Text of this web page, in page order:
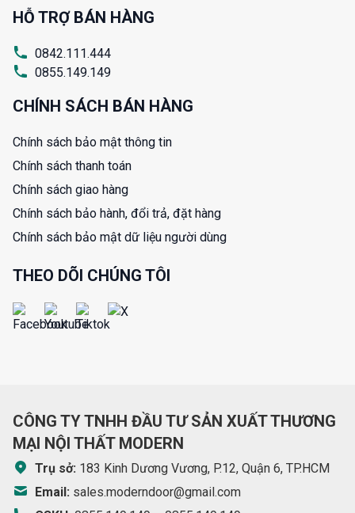
HỖ TRỢ BÁN HÀNG
0842.111.444
0855.149.149
CHÍNH SÁCH BÁN HÀNG
Chính sách bảo mật thông tin
Chính sách thanh toán
Chính sách giao hàng
Chính sách bảo hành, đổi trả, đặt hàng
Chính sách bảo mật dữ liệu người dùng
THEO DÕI CHÚNG TÔI
CÔNG TY TNHH ĐẦU TƯ SẢN XUẤT THƯƠNG
MẠI NỘI THẤT MODERN
Trụ sở: 183 Kinh Dương Vương, P.12, Quận 6, TP.HCM
Email: sales.moderndoor@gmail.com